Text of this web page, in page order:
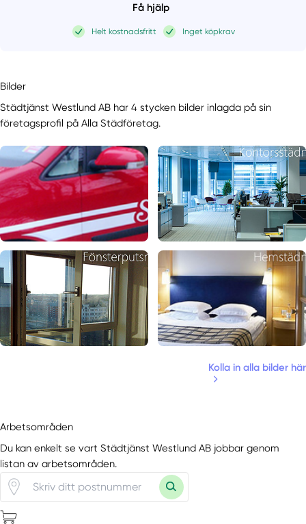
Få hjälp
Helt kostnadsfritt Inget köpkrav
Bilder
Städtjänst Westlund AB har 4 stycken bilder inlagda på sin
företagsprofil på Alla Städföretag.
Kolla in alla bilder här
Arbetsområden
Du kan enkelt se vart Städtjänst Westlund AB jobbar genom
listan av arbetsområden.